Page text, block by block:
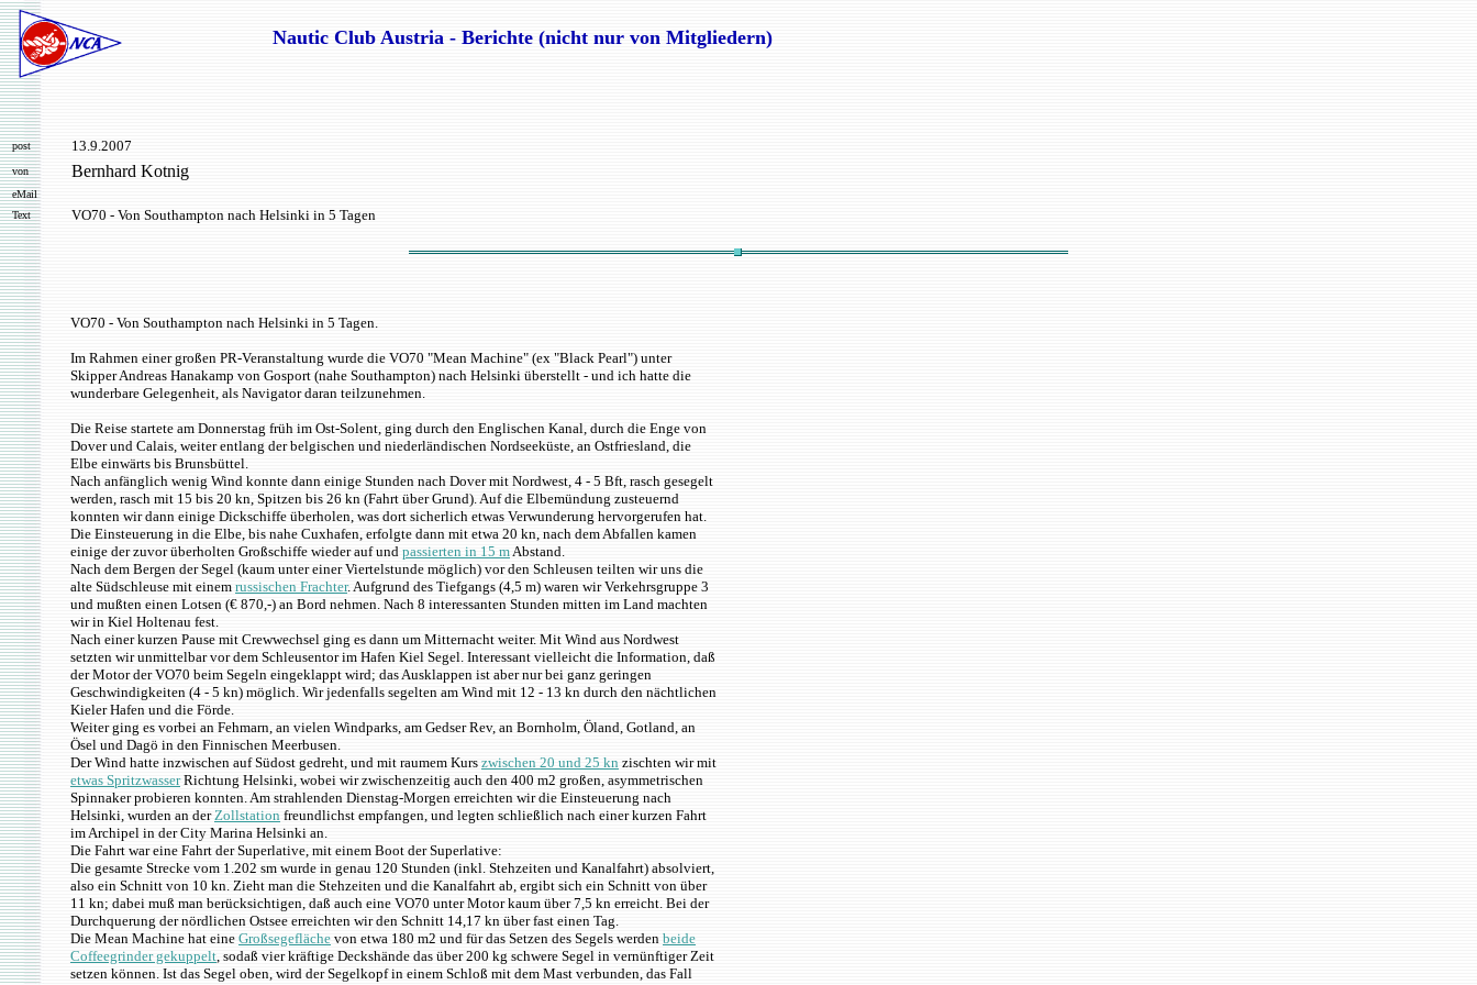
Nautic Club Austria - Berichte (nicht nur von Mitgliedern)
post 13.9.2007
von Bernhard Kotnig
eMail
Text
VO70 - Von Southampton nach Helsinki in 5 Tagen
VO70 - Von Southampton nach Helsinki in 5 Tagen.
Im Rahmen einer großen PR-Veranstaltung wurde die VO70 "Mean Machine" (ex "Black Pearl") unter
Skipper Andreas Hanakamp von Gosport (nahe Southampton) nach Helsinki überstellt - und ich hatte die
wunderbare Gelegenheit, als Navigator daran teilzunehmen.
Die Reise startete am Donnerstag früh im Ost-Solent, ging durch den Englischen Kanal, durch die Enge von
Dover und Calais, weiter entlang der belgischen und niederländischen Nordseeküste, an Ostfriesland, die
Elbe einwärts bis Brunsbüttel.
Nach anfänglich wenig Wind konnte dann einige Stunden nach Dover mit Nordwest, 4 - 5 Bft, rasch gesegelt
werden, rasch mit 15 bis 20 kn, Spitzen bis 26 kn (Fahrt über Grund). Auf die Elbemündung zusteuernd
konnten wir dann einige Dickschiffe überholen, was dort sicherlich etwas Verwunderung hervorgerufen hat.
Die Einsteuerung in die Elbe, bis nahe Cuxhafen, erfolgte dann mit etwa 20 kn, nach dem Abfallen kamen
einige der zuvor überholten Großschiffe wieder auf und passierten in 15 mAbstand.
Nach dem Bergen der Segel (kaum unter einer Viertelstunde möglich) vor den Schleusen teilten wir uns die
alte Südschleuse mit einem russischen Frachter. Aufgrund des Tiefgangs (4,5 m) waren wir Verkehrsgruppe 3
und mußten einen Lotsen (€ 870,-) an Bord nehmen. Nach 8 interessanten Stunden mitten im Land machten
wir in Kiel Holtenau fest.
Nach einer kurzen Pause mit Crewwechsel ging es dann um Mitternacht weiter. Mit Wind aus Nordwest
setzten wir unmittelbar vor dem Schleusentor im Hafen Kiel Segel. Interessant vielleicht die Information, daß
der Motor der VO70 beim Segeln eingeklappt wird; das Ausklappen ist aber nur bei ganz geringen
Geschwindigkeiten (4 - 5 kn) möglich. Wir jedenfalls segelten am Wind mit 12 - 13 kn durch den nächtlichen
Kieler Hafen und die Förde.
Weiter ging es vorbei an Fehmarn, an vielen Windparks, am Gedser Rev, an Bornholm, Öland, Gotland, an
Ösel und Dagö in den Finnischen Meerbusen.
Der Wind hatte inzwischen auf Südost gedreht, und mit raumem Kurs zwischen 20 und 25 kn zischten wir mit
etwas SpritzwasserRichtung Helsinki, wobei wir zwischenzeitig auch den 400 m2 großen, asymmetrischen
Spinnaker probieren konnten. Am strahlenden Dienstag-Morgen erreichten wir die Einsteuerung nach
Helsinki, wurden an derZollstation freundlichst empfangen, und legten schließlich nach einer kurzen Fahrt
im Archipel in der City Marina Helsinki an.
Die Fahrt war eine Fahrt der Superlative, mit einem Boot der Superlative:
Die gesamte Strecke vom 1.202 sm wurde in genau 120 Stunden (inkl. Stehzeiten und Kanalfahrt) absolviert,
also ein Schnitt von 10 kn. Zieht man die Stehzeiten und die Kanalfahrt ab, ergibt sich ein Schnitt von über
11 kn; dabei muß man berücksichtigen, daß auch eine VO70 unter Motor kaum über 7,5 kn erreicht. Bei der
Durchquerung der nördlichen Ostsee erreichten wir den Schnitt 14,17 kn über fast einen Tag.
Die Mean Machine hat eine Großsegefläche von etwa 180 m2 und für das Setzen des Segels werden beide
Coffeegrinder gekuppelt, sodaß vier kräftige Deckshände das über 200 kg schwere Segel in vernünftiger Zeit
setzen können. Ist das Segel oben, wird der Segelkopf in einem Schloß mit dem Mast verbunden, das Fall